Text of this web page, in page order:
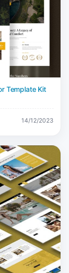
Template Kit
14/12/2023